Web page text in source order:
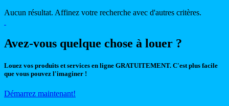
Aucun résultat. Affinez votre recherche avec d'autres critères.
Avez-vous quelque chose à louer ?
Louez vos produits et services en ligne GRATUITEMENT. C'est plus facile
que vous pouvez l'imaginer !
Démarrez maintenant!